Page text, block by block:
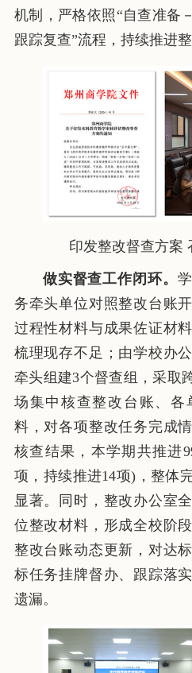
机制，严格依照“自查准备
跟踪复查”流程，持续推进
印发整改督查方案
做实督查工作闭环。
务牵头单位对照整改台账
过程性材料与成果佐证材
梳理现存不足；由学校办
牵头组建3个督查组，采取
场集中核查整改台账、各
料，对各项整改任务完成
核查结果，本学期共推进
项，持续推进14项)，整体
显著。同时，整改办公室
位整改材料，形成全校阶
整改台账动态更新，对达
标任务挂牌督办、跟踪落
遗漏。